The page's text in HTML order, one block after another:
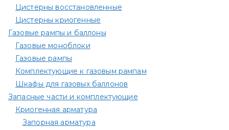
Цистерны восстановленные
Цистерны криогенные
Газовые рампы и баллоны
Газовые моноблоки
Газовые рампы
Комплектующие к газовым рампам​
Шкафы для газовых баллонов
Запасные части и комплектующие
Криогенная арматура
Запорная арматура